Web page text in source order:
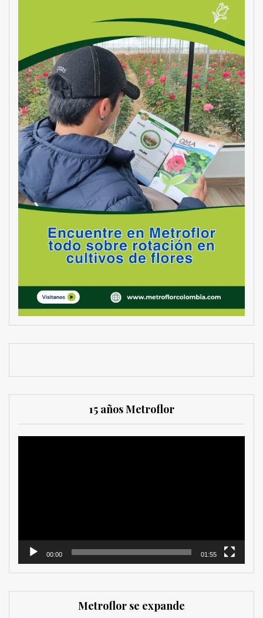
15 años Metroflor
00:00 01:55
Metroflor se expande